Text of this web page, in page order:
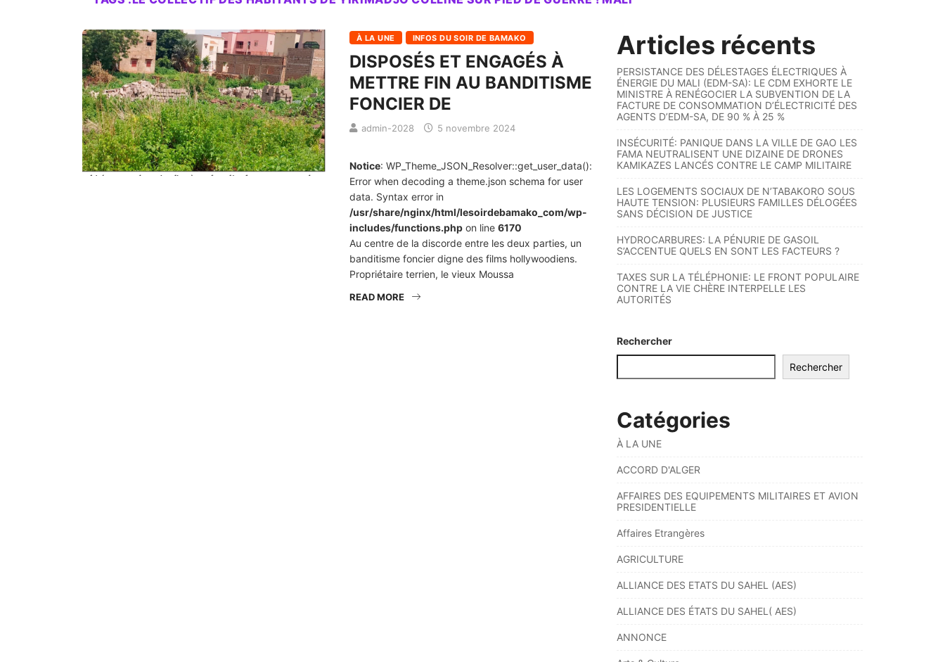
À LA UNE INFOS DU SOIR DE BAMAKO
DISPOSÉS ET ENGAGÉS À
METTRE FIN AU BANDITISME
FONCIER DE
admin-2028 5 novembre 2024
Notice: WP_Theme_JSON_Resolver::get_user_data():
Error when decoding a theme.json schema for user
data. Syntax error in
/usr/share/nginx/html/lesoirdebamako_com/wp-
includes/functions.php on line 6170
Au centre de la discorde entre les deux parties, un
banditisme foncier digne des films hollywoodiens.
Propriétaire terrien, le vieux Moussa
READ MORE
Articles récents
PERSISTANCE DES DÉLESTAGES ÉLECTRIQUES À
ÉNERGIE DU MALI (EDM-SA): LE CDM EXHORTE LE
MINISTRE À RENÉGOCIER LA SUBVENTION DE LA
FACTURE DE CONSOMMATION D’ÉLECTRICITÉ DES
AGENTS D’EDM-SA, DE 90 % À 25 %
INSÉCURITÉ: PANIQUE DANS LA VILLE DE GAO LES
FAMA NEUTRALISENT UNE DIZAINE DE DRONES
KAMIKAZES LANCÉS CONTRE LE CAMP MILITAIRE
LES LOGEMENTS SOCIAUX DE N’TABAKORO SOUS
HAUTE TENSION: PLUSIEURS FAMILLES DÉLOGÉES
SANS DÉCISION DE JUSTICE
HYDROCARBURES: LA PÉNURIE DE GASOIL
S’ACCENTUE QUELS EN SONT LES FACTEURS ?
TAXES SUR LA TÉLÉPHONIE: LE FRONT POPULAIRE
CONTRE LA VIE CHÈRE INTERPELLE LES
AUTORITÉS
Rechercher
Rechercher
Catégories
À LA UNE
ACCORD D'ALGER
AFFAIRES DES EQUIPEMENTS MILITAIRES ET AVION
PRESIDENTIELLE
Affaires Etrangères
AGRICULTURE
ALLIANCE DES ETATS DU SAHEL (AES)
ALLIANCE DES ÉTATS DU SAHEL( AES)
ANNONCE